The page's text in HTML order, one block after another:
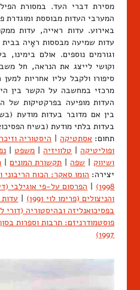
מסירת דברי העד. במסורת
המערבי העדות מבוססת ומוגדרת
באירוע. עדות ראייה, עדות
עדות שמיעה מבססות ראָיה
וגורמים נוספים. אולם
וקושי לייצג את הנראה, חל
סיפורו ולקבל עליו אחריות
מרכזי במחשבה על הקשר בין
העדות מופיעה בפרקטיקות
בין אם מדובר בעדות מודעת
בעדות בלתי מודעת (בשיח
תחום: אסתטיקה היסטוריה
ופוליטיקה
טלוויזיה משפט
ושיווק
שפה תקשורת המונים
יצירה: הומו סאקר: הכוח הריבוני
1998)
הפרסום על-פי אוגילבי
והניצולים (פרימו לוי 1991)
בפסיכואנליזה ובהיסטוריה (דורי
1997)